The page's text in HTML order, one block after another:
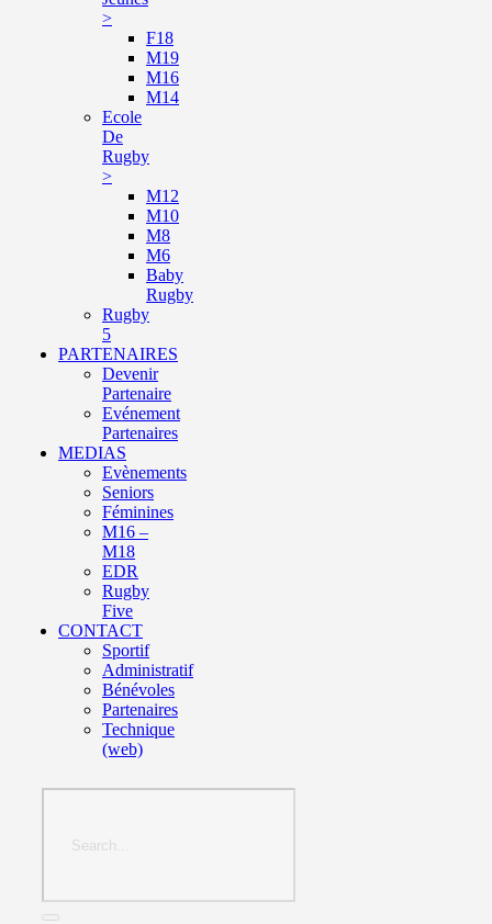
>
F18
M19
M16
M14
Ecole
De
Rugby
>
M12
M10
M8
M6
Baby
Rugby
Rugby
5
PARTENAIRES
Devenir
Partenaire
Evénement
Partenaires
MEDIAS
Evènements
Seniors
Féminines
M16 –
M18
EDR
Rugby
Five
CONTACT
Sportif
Administratif
Bénévoles
Partenaires
Technique
(web)